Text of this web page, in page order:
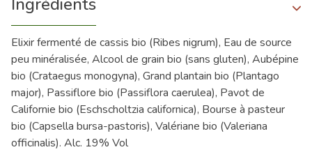
Elixir fermenté de cassis bio (Ribes nigrum), Eau de source
peu minéralisée, Alcool de grain bio (sans gluten), Aubépine
bio (Crataegus monogyna), Grand plantain bio (Plantago
major), Passiflore bio (Passiflora caerulea), Pavot de
Californie bio (Eschscholtzia californica), Bourse à pasteur
bio (Capsella bursa-pastoris), Valériane bio (Valeriana
officinalis). Alc. 19% Vol